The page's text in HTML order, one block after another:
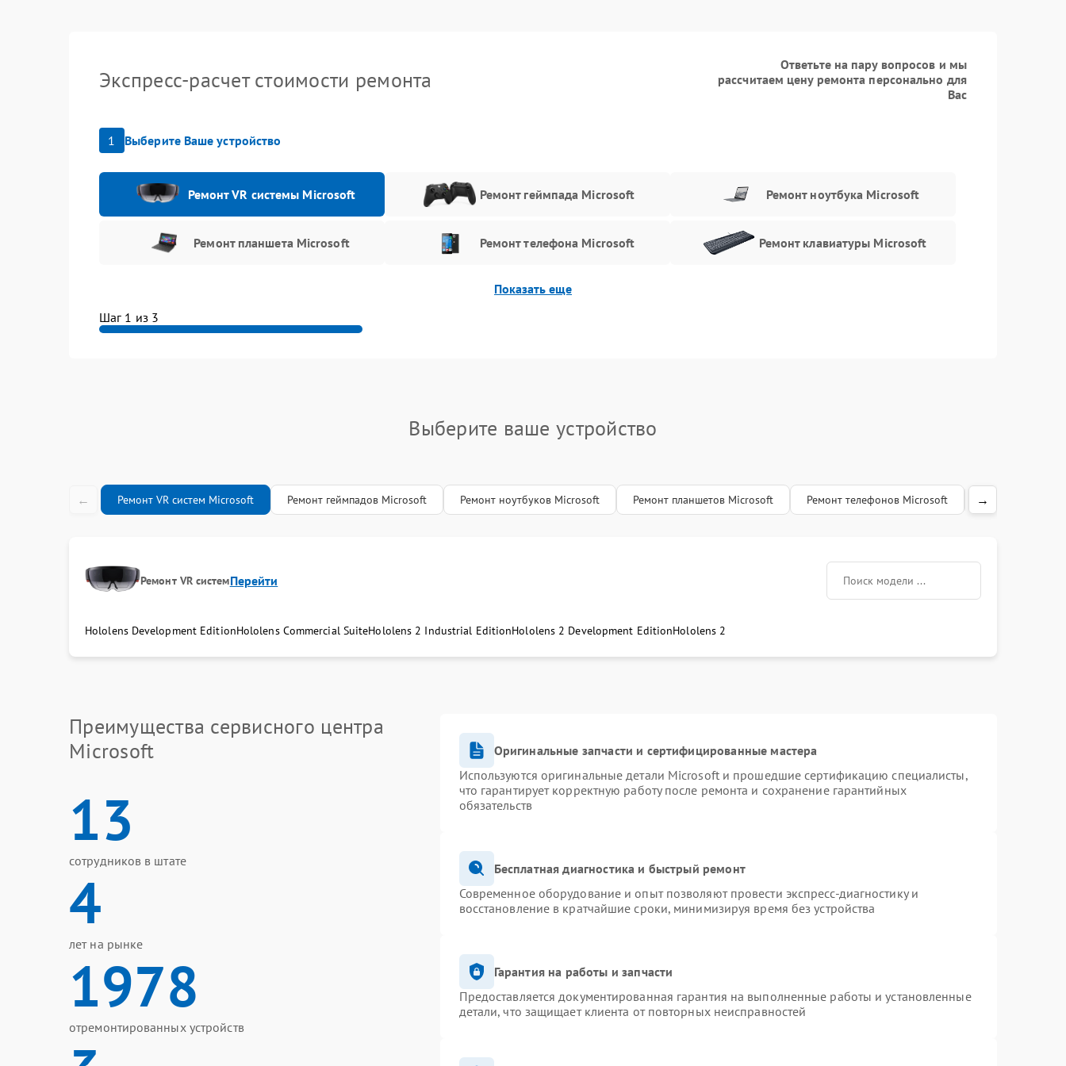
Экспресс-расчет стоимости ремонта
Ответьте на пару вопросов и мы
рассчитаем цену ремонта персонально для
Вас
1 Выберите Ваше устройство
Ремонт VR системы Microsoft Ремонт геймпада Microsoft Ремонт ноутбука Microsoft
Ремонт планшета Microsoft Ремонт телефона Microsoft Ремонт клавиатуры Microsoft
Показать еще
Шаг 1 из 3
Выберите ваше устройство
← Ремонт VR систем Microsoft Ремонт геймпадов Microsoft Ремонт ноутбуков Microsoft Ремонт планшетов Microsoft Ремонт телефонов Microsoft Ремонт
→
Ремонт VR системПерейти
Hololens Development EditionHololens Commercial SuiteHololens 2 Industrial EditionHololens 2 Development EditionHololens 2
Преимущества сервисного центра
Microsoft
13
сотрудников в штате
4
лет на рынке
1978
отремонтированных устройств
Оригинальные запчасти и сертифицированные мастера
Используются оригинальные детали Microsoft и прошедшие сертификацию специалисты,
что гарантирует корректную работу после ремонта и сохранение гарантийных
обязательств
Бесплатная диагностика и быстрый ремонт
Современное оборудование и опыт позволяют провести экспресс-диагностику и
восстановление в кратчайшие сроки, минимизируя время без устройства
Гарантия на работы и запчасти
Предоставляется документированная гарантия на выполненные работы и установленные
детали, что защищает клиента от повторных неисправностей